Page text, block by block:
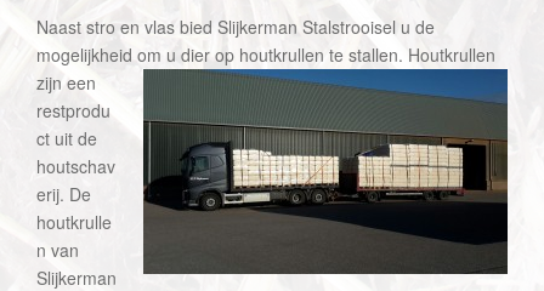
Naast stro en vlas bied Slijkerman Stalstrooisel u de
mogelijkheid om u dier op houtkrullen te stallen. Houtkrullen
zijn een
restprodu
ct uit de
houtschav
erij. De
houtkrulle
n van
Slijkerman